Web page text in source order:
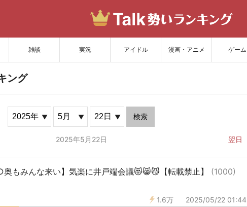
雑談 実況 アイドル 漫画・アニメ ゲーム
サイトを更新
ング
検索
2025年5月22日 翌日
もみんな来い】気楽に井戸端会議😻😸😼【転載禁止】 (1000)
1.6万 2025/05/22 01:44